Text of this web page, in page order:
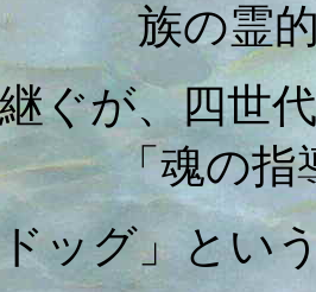
族の霊
ぐが、四世
「魂の
ドッグ」とい